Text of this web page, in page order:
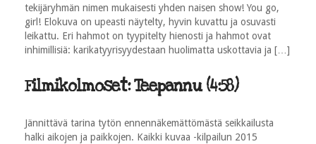
tekijäryhmän nimen mukaisesti yhden naisen show! You go,
girl! Elokuva on upeasti näytelty, hyvin kuvattu ja osuvasti
leikattu. Eri hahmot on tyypitelty hienosti ja hahmot ovat
inhimillisiä: karikatyyrisyydestaan huolimatta uskottavia ja […]
Filmikolmoset: Teepannu (4:58)
Jännittävä tarina tytön ennennäkemättömästä seikkailusta
halki aikojen ja paikkojen. Kaikki kuvaa -kilpailun 2015